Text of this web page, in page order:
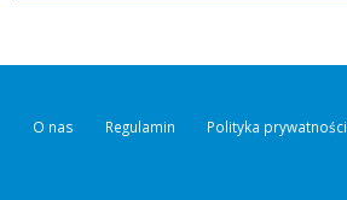
O nas Regulamin Polityka prywatności